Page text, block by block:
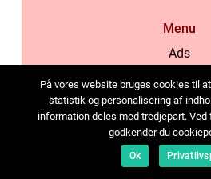
Menu
Ads
Cookies
Contact
Sitemap
På vores website bruges cookies til
statistik og personalisering af
information deles med tredjepart.
godkender du
Ok